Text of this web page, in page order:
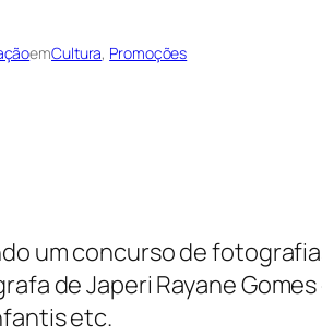
emCultura, Promoções
um concurso de
de Japeri Rayane
etc.